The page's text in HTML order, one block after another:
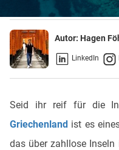
Autor: Hagen
LinkedIn
Seid ihr reif für die
Griechenland ist es
das über zahllose